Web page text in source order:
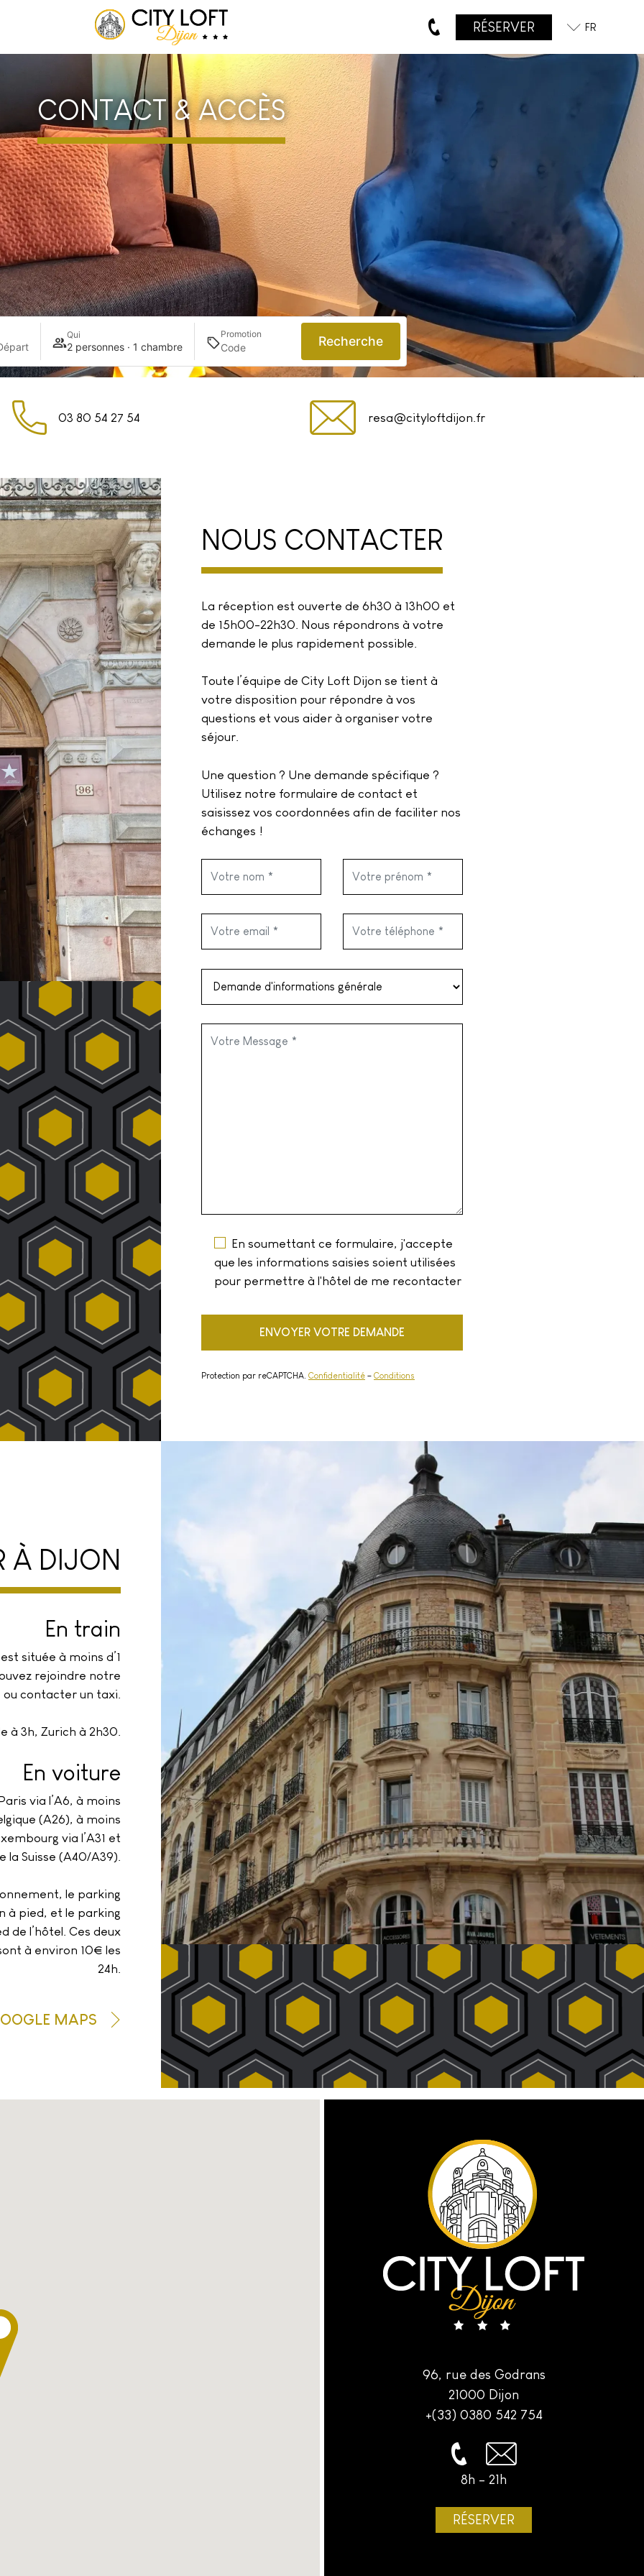
RÉSERVER FR
CONTACT & ACCÈS
Qui
2 personnes · 1 chambre
Promotion Recherche
03 80 54 27 54 resa@cityloftdijon.fr
NOUS CONTACTER
La réception est ouverte de 6h30 à 13h00 et
de 15h00-22h30. Nous répondrons à votre
demande le plus rapidement possible.
Toute l’équipe de City Loft Dijon se tient à
votre disposition pour répondre à vos
questions et vous aider à organiser votre
séjour.
Une question ? Une demande spécifique ?
Utilisez notre formulaire de contact et
saisissez vos coordonnées afin de faciliter nos
échanges !
En soumettant ce formulaire, j'accepte
que les informations saisies soient utilisées
pour permettre à l'hôtel de me recontacter
Protection par reCAPTCHA. Confidentialité – Conditions
À DIJON
En train
située à moins d’1
rejoindre notre
contacter un taxi.
à 3h, Zurich à 2h30.
En voiture
via l’A6, à moins
(A26), à moins
via l’A31 et
la Suisse (A40/A39).
le parking
à pied, et le parking
de l’hôtel. Ces deux
à environ 10€ les
24h.
MAPS
96, rue des Godrans
21000 Dijon
+(33) 0380 542 754
8h - 21h
RÉSERVER